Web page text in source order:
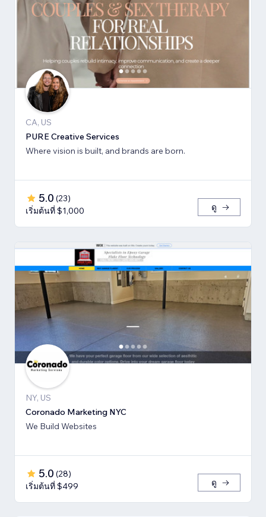
CA, US
PURE Creative Services
Where vision is built, and brands are born.
5.0 (23)
เริ่มต้นที่ $1,000
ดู
NY, US
Coronado Marketing NYC
We Build Websites
5.0 (28)
เริ่มต้นที่ $499
ดู